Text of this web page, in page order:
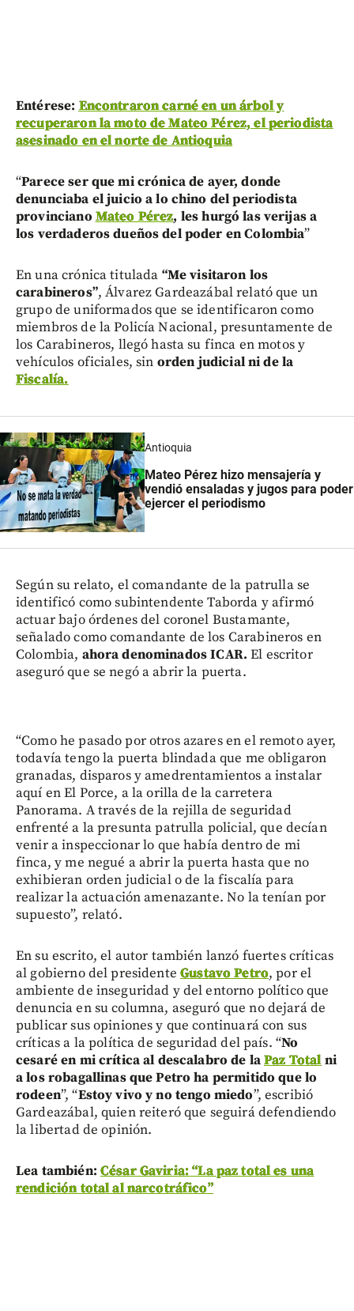
Entérese: Encontraron carné en un árbol y
recuperaron la moto de Mateo Pérez, el periodista
asesinado en el norte de Antioquia
“Parece ser que mi crónica de ayer, donde
denunciaba el juicio a lo chino del periodista
provinciano Mateo Pérez, les hurgó las verijas a
los verdaderos dueños del poder en Colombia”
En una crónica titulada “Me visitaron los
carabineros”, Álvarez Gardeazábal relató que un
grupo de uniformados que se identificaron como
miembros de la Policía Nacional, presuntamente de
los Carabineros, llegó hasta su finca en motos y
vehículos oficiales, sin orden judicial ni de la
Fiscalía.
Antioquia
Mateo Pérez hizo mensajería y
vendió ensaladas y jugos para poder
ejercer el periodismo
Según su relato, el comandante de la patrulla se
identificó como subintendente Taborda y afirmó
actuar bajo órdenes del coronel Bustamante,
señalado como comandante de los Carabineros en
Colombia, ahora denominados ICAR.El escritor
aseguró que se negó a abrir la puerta.
“Como he pasado por otros azares en el remoto ayer,
todavía tengo la puerta blindada que me obligaron
granadas, disparos y amedrentamientos a instalar
aquí en El Porce, a la orilla de la carretera
Panorama. A través de la rejilla de seguridad
enfrenté a la presunta patrulla policial, que decían
venir a inspeccionar lo que había dentro de mi
finca, y me negué a abrir la puerta hasta que no
exhibieran orden judicial o de la fiscalía para
realizar la actuación amenazante. No la tenían por
supuesto”, relató.
En su escrito, el autor también lanzó fuertes críticas
al gobierno del presidenteGustavo Petro, por el
ambiente de inseguridad y del entorno político que
denuncia en su columna, aseguró que no dejará de
publicar sus opiniones y que continuará con sus
críticas a la política de seguridad del país. “No
cesaré en mi crítica al descalabro de laPaz Totalni
a los robagallinas que Petro ha permitido que lo
rodeen”, “Estoy vivo y no tengo miedo”, escribió
Gardeazábal, quien reiteró que seguirá defendiendo
la libertad de opinión.
Lea también: César Gaviria: “La paz total es una
rendición total al narcotráfico”